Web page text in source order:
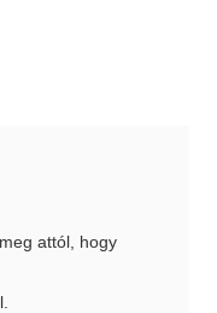
attól, hogy